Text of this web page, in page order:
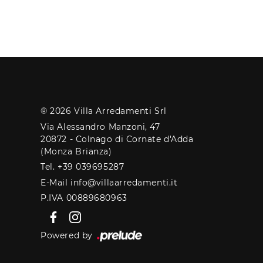
® 2026 Villa Arredamenti Srl
Via Alessandro Manzoni, 47
20872 - Colnago di Cornate d'Adda
(Monza Brianza)
Tel. +39 039695287
E-Mail info@villaarredamenti.it
P.IVA 00889680963
Powered by